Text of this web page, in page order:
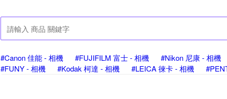
#Canon 佳能 - 相機 #FUJIFILM 富士 - 相機 #Nikon 尼康 - 相機
#FUNY - 相機
#Kodak 柯達 - 相機 #LEICA 徠卡 - 相機